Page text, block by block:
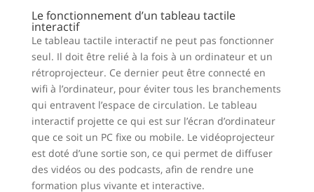
Le fonctionnement d’un tableau tactile
interactif
Le tableau tactile interactif ne peut pas fonctionner
seul. Il doit être relié à la fois à un ordinateur et un
rétroprojecteur. Ce dernier peut être connecté en
wifi à l’ordinateur, pour éviter tous les branchements
qui entravent l’espace de circulation. Le tableau
interactif projette ce qui est sur l’écran d’ordinateur
que ce soit un PC fixe ou mobile. Le vidéoprojecteur
est doté d’une sortie son, ce qui permet de diffuser
des vidéos ou des podcasts, afin de rendre une
formation plus vivante et interactive.